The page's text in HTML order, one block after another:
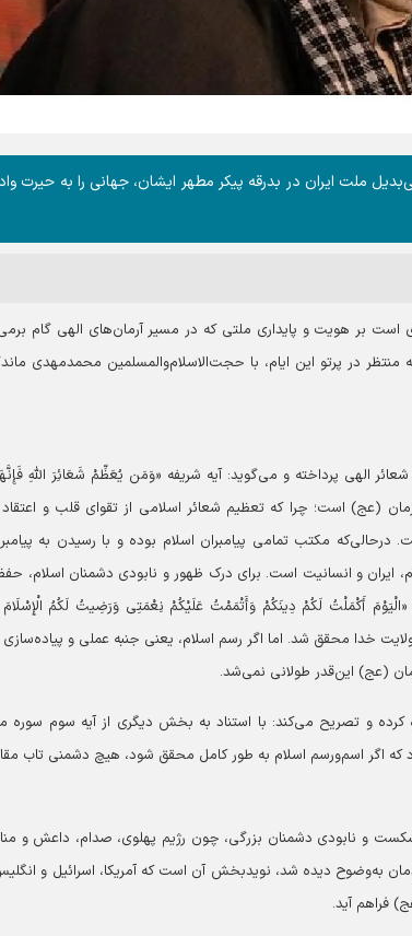
ملت ایران در بدرقه پیکر مطهر ایشان، جهانی را به حیرت
است بر هویت و پایداری ملتی که در مسیر آرمان‌های الهی گام
در پرتو این ایام، با حجت‌الاسلام‌والمسلمین محمدمهدی
الهی پرداخته و می‌گوید: آیه شریفه «وَمَن یُعَظِّمْ شَعَائِرَ اللَّهِ
منتظر امام‌زمان (عج) است؛ چرا که تعظیم شعائر اسلامی از تقوای قلب و
مکتب تمامی پیامبران اسلام بوده و با رسیدن به پیامبر
و انسانیت است. برای درک ظهور و نابودی دشمنان اسلام،
أَکْمَلْتُ لَکُمْ دِینَکُمْ وَأَتْمَمْتُ عَلَیْکُمْ نِعْمَتِی وَرَضِیتُ لَکُمُ الْإِسْلَامَ
به ولایت خدا محقق شد. اما اگر رسم اسلام، یعنی جنبه عملی و
(عج) این‌قدر طولانی نمی‌شد.
کرده و تصریح می‌کند: با استناد به بخش دیگری از آیه سوم سوره
اگر اسم‌ورسم اسلام به طور کامل محقق شود، هیچ دشمنی تاب
و نابودی دشمنان بزرگی، چون رژیم پهلوی، صدام، داعش و
به‌وضوح دیده شد، نویدبخش آن است که آمریکا، اسرائیل و
فراهم آید.